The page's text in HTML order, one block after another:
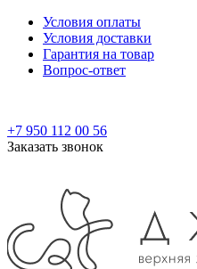
Условия оплаты
Условия доставки
Гарантия на товар
Вопрос-ответ
+7 950 112 00 56
Заказать звонок